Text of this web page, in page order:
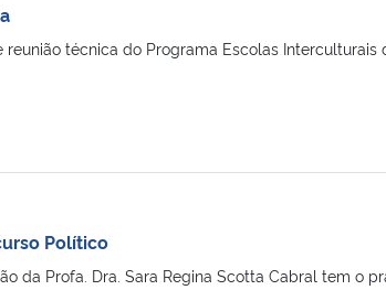
técnica do Programa Escolas Interculturais
Político
da Profa. Dra. Sara Regina Scotta Cabral tem o